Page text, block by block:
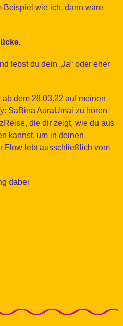
Beispiel wie ich, dann wäre
lebst du dein „Ja“ oder eher
ab dem 28.03.22 auf meinen
SaBina AuraUmai zu hören
die dir zeigt, wie du aus
kannst, um in deinen
Flow lebt ausschließlich vom
dabei